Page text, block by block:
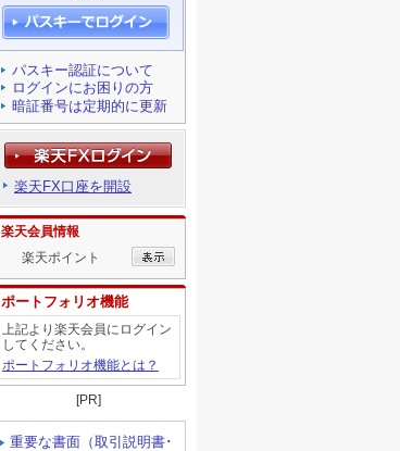
パスキー認証について
ログインにお困りの方
暗証番号は定期的に更新
楽天FX口座を開設
楽天会員情報
楽天ポイント
ポートフォリオ機能
上記より楽天会員にログイン
してください。
ポートフォリオ機能とは？
[PR]
重要な書面（取引説明書･